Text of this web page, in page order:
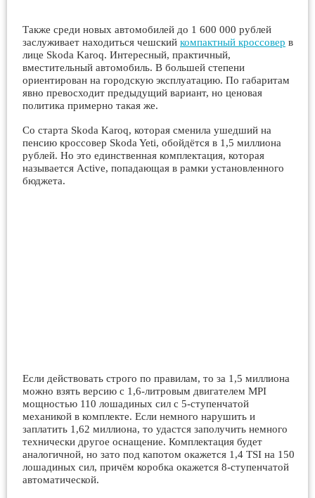
Также среди новых автомобилей до 1 600 000 рублей
заслуживает находиться чешский компактный кроссовер в
лице Skoda Karoq. Интересный, практичный,
вместительный автомобиль. В большей степени
ориентирован на городскую эксплуатацию. По габаритам
явно превосходит предыдущий вариант, но ценовая
политика примерно такая же.
Со старта Skoda Karoq, которая сменила ушедший на
пенсию кроссовер Skoda Yeti, обойдётся в 1,5 миллиона
рублей. Но это единственная комплектация, которая
называется Active, попадающая в рамки установленного
бюджета.
Если действовать строго по правилам, то за 1,5 миллиона
можно взять версию с 1,6-литровым двигателем MPI
мощностью 110 лошадиных сил с 5-ступенчатой
механикой в комплекте. Если немного нарушить и
заплатить 1,62 миллиона, то удастся заполучить немного
технически другое оснащение. Комплектация будет
аналогичной, но зато под капотом окажется 1,4 TSI на 150
лошадиных сил, причём коробка окажется 8-ступенчатой
автоматической.